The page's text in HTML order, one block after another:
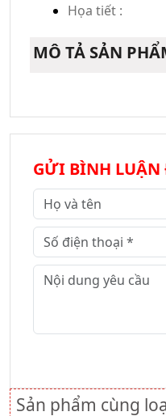
Họa tiết :
MÔ TẢ SẢN
GỬI BÌNH LUẬN
Sản phẩm cùng